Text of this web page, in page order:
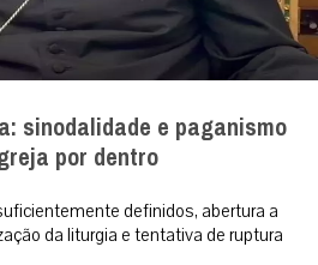
sinodalidade e paganismo
por dentro
definidos, abertura a
da liturgia e tentativa de ruptura